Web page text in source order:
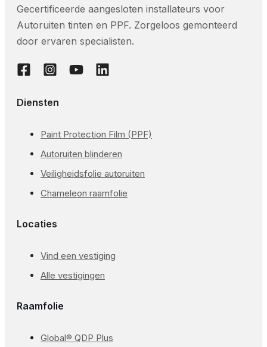
Gecertificeerde aangesloten installateurs voor
Autoruiten tinten en PPF. Zorgeloos gemonteerd
door ervaren specialisten.
Diensten
Paint Protection Film (PPF)
Autoruiten blinderen
Veiligheidsfolie autoruiten
Chameleon raamfolie
Locaties
Vind een vestiging
Alle vestigingen
Raamfolie
Global® QDP Plus